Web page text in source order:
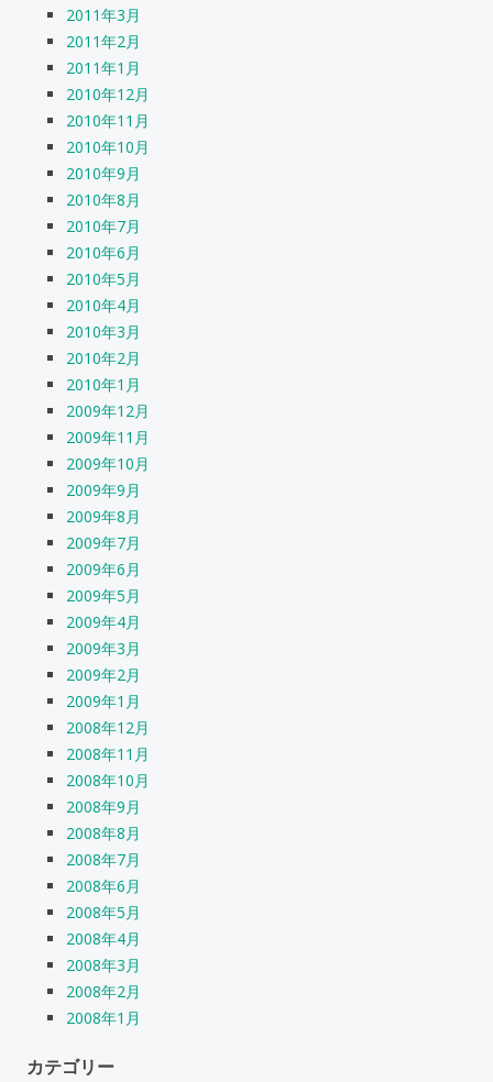
2011年3月
2011年2月
2011年1月
2010年12月
2010年11月
2010年10月
2010年9月
2010年8月
2010年7月
2010年6月
2010年5月
2010年4月
2010年3月
2010年2月
2010年1月
2009年12月
2009年11月
2009年10月
2009年9月
2009年8月
2009年7月
2009年6月
2009年5月
2009年4月
2009年3月
2009年2月
2009年1月
2008年12月
2008年11月
2008年10月
2008年9月
2008年8月
2008年7月
2008年6月
2008年5月
2008年4月
2008年3月
2008年2月
2008年1月
カテゴリー